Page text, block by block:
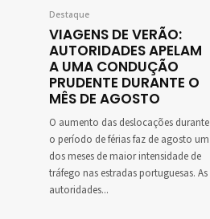
Destaque
VIAGENS DE VERÃO:
AUTORIDADES APELAM
A UMA CONDUÇÃO
PRUDENTE DURANTE O
MÊS DE AGOSTO
O aumento das deslocações durante
o período de férias faz de agosto um
dos meses de maior intensidade de
tráfego nas estradas portuguesas. As
autoridades...